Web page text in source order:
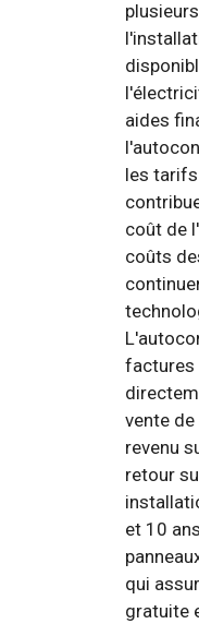
aides
les
coût de
coûts
factures
vente
revenu
retour
et 10
qui
gratuite